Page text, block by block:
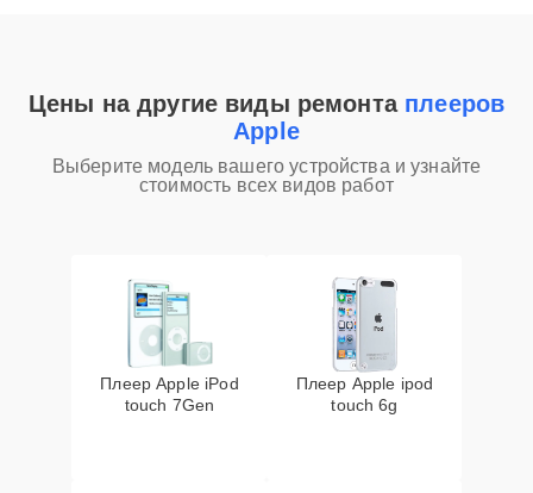
Цены на другие виды ремонта плееров
Apple
Выберите модель вашего устройства и узнайте
стоимость всех видов работ
Плеер Apple iPod
touch 7Gen
Плеер Apple ipod
touch 6g